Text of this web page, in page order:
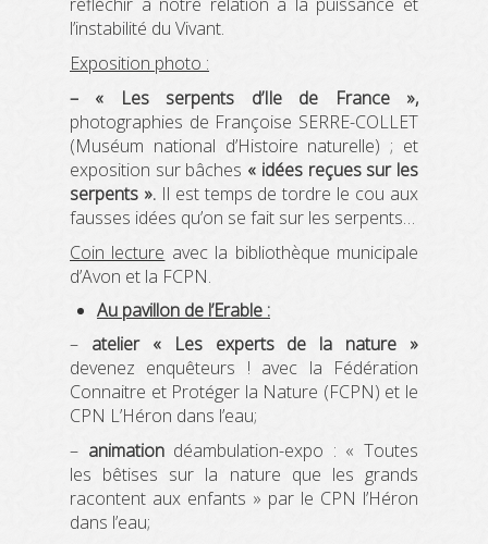
l’instabilité du Vivant.
Exposition photo :
– « Les serpents d’Ile de France »,
photographies de Françoise SERRE-COLLET
(Muséum national d’Histoire naturelle) ; et
exposition sur bâches « idées reçues sur les
serpents ». Il est temps de tordre le cou aux
fausses idées qu’on se fait sur les serpents…
Coin lecture avec la bibliothèque municipale
d’Avon et la FCPN.
Au pavillon de l’Erable :
– atelier « Les experts de la nature »
devenez enquêteurs ! avec la Fédération
Connaitre et Protéger la Nature (FCPN) et le
CPN L’Héron dans l’eau;
– animationdéambulation-expo : « Toutes
les bêtises sur la nature que les grands
racontent aux enfants » par le CPN l’Héron
dans l’eau;